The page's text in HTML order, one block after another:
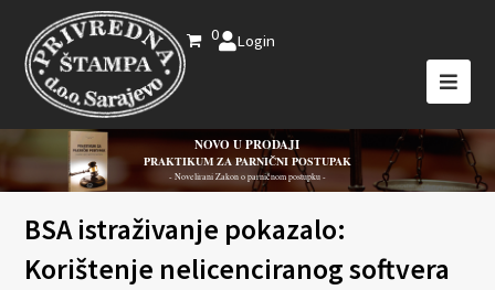
0 Login
NOVO U PRODAJI
PRAKTIKUM ZA PARNIČNI POSTUPAK
- Novelirani Zakon o parničnom postupku -
BSA istraživanje pokazalo:
Korištenje nelicenciranog softvera